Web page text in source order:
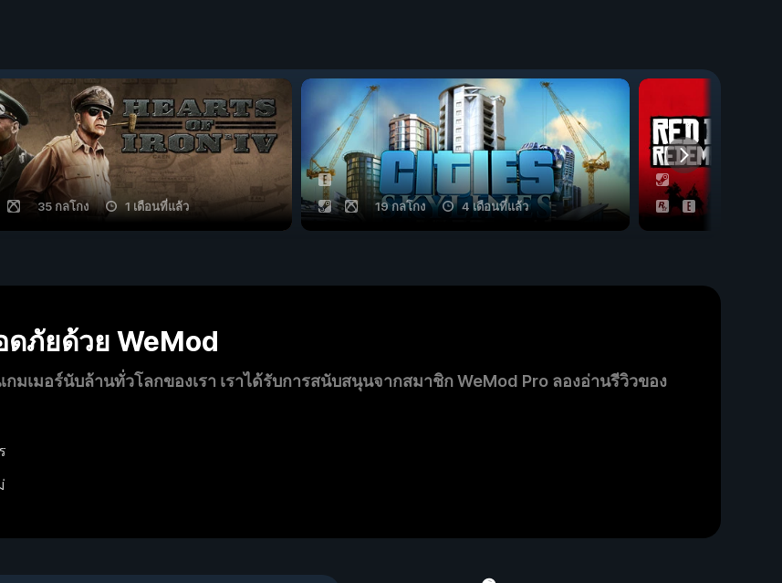
35 กลโกง 1 เดือนที่แล้ว 19 กลโกง 4 เดือนที่แล้ว
ภัยด้วย WeMod
มเมอร์นับล้านทั่วโลกของเรา เราได้รับการสนับสนุนจากสมาชิก WeMod Pro ลองอ่านรีวิวของ